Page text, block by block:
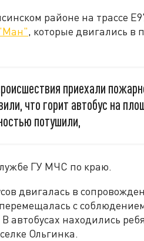
районе на трассе
, которые двигались в
приехали
что горит автобус на
потушили,
ГУ МЧС по краю.
двигалась в
с
автобусах находились
Ольгинка.